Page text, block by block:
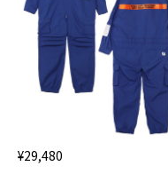
¥29,480